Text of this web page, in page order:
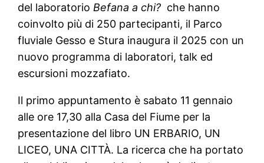
del laboratorio Befana a chi? che hanno
coinvolto più di 250 partecipanti, il Parco
fluviale Gesso e Stura inaugura il 2025 con un
nuovo programma di laboratori, talk ed
escursioni mozzafiato.
Il primo appuntamento è sabato 11 gennaio
alle ore 17,30 alla Casa del Fiume per la
presentazione del libro UN ERBARIO, UN
LICEO, UNA CITTÀ. La ricerca che ha portato